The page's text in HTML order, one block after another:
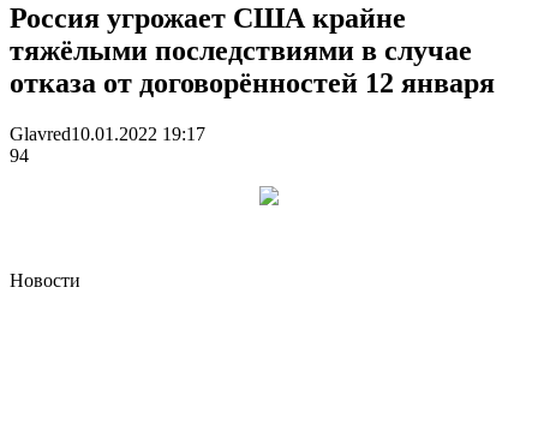
Россия угрожает США крайне
тяжёлыми последствиями в случае
отказа от договорённостей 12 января
Glavred10.01.2022 19:17
94
Новости